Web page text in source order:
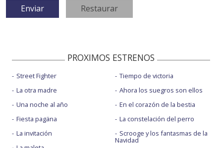
PROXIMOS ESTRENOS
Street Fighter
La otra madre
Una noche al año
Fiesta pagäna
La invitación
Tiempo de victoria
Ahora los suegros son ellos
En el corazón de la bestia
La constelación del perro
Scrooge y los fantasmas de la
Navidad